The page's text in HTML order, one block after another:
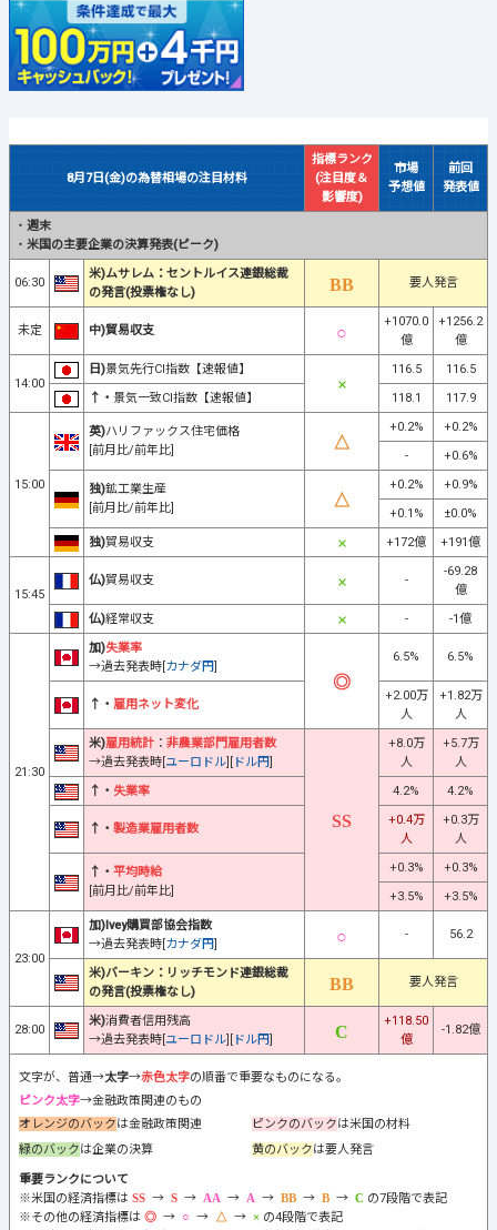
8月7日(金)の為替相場の注目材料
指標ランク
(注目度＆
影響度)
市場
予想値
前回
発表値
・ 週末
・ 米国の主要企業の決算発表(ピーク)
06:30
米)ムサレム：セントルイス連銀総裁
の発言(投票権なし)
要人発言
未定 中)貿易収支
+1070.0
億
+1256.2
億
14:00
日)景気先行CI指数【速報値】 116.5
116.5
↑・ 景気一致CI指数【速報値】 118.1 117.9
15:00
英)ハリファックス住宅価格
[前月比/前年比]
+0.2%
+0.2%
-
+0.6%
独)鉱工業生産
[前月比/前年比]
+0.2%
+0.9%
+0.1%
±0.0%
独)貿易収支 +172億 +191億
15:45
仏)貿易収支 -
-69.28
億
仏)経常収支 - -1億
21:30
加)失業率
→過去発表時[カナダ円]
6.5% 6.5%
↑・ 雇用ネット変化
+2.00万
人
+1.82万
人
米)雇用統計 ： 非農業部門雇用者数
→過去発表時[ユーロドル][ ドル円]
+8.0万
人
+5.7万
人
↑・ 失業率 4.2% 4.2%
↑・ 製造業雇用者数
+0.4万
人
+0.3万
人
↑・ 平均時給
[前月比/前年比]
+0.3%
+0.3%
+3.5%
+3.5%
23:00
加)Ivey購買部協会指数
→過去発表時[カナダ円]
- 56.2
米)バーキン：リッチモンド連銀総裁
の発言(投票権なし)
要人発言
28:00
米)消費者信用残高
→過去発表時[ユーロドル][ ドル円]
+118.50
億
-1.82億
文字が、普通→太字→赤色太字の順番で重要なものになる。
ピンク太字→金融政策関連のもの
オレンジのバックは金融政策関連 ピンクのバックは米国の材料
緑のバックは企業の決算 黄のバックは要人発言
重要ランクについて
※米国の経済指標は
→ → → → → →
の7段階で表記
※その他の経済指標は
→ → →
の4段階で表記